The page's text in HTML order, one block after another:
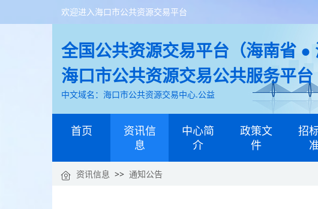
欢迎进入海口市公共资源交易平台
全国公共资源交易平台（海南省 ●
海口市公共资源交易公共服务平台
中文域名：海口市公共资源交易中心.公益
首页
资讯信
息
中心简
介
政策文
件
招
资讯信息 >> 通知公告